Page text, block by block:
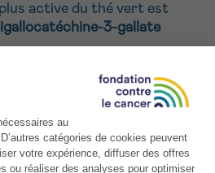
active du thé vert est
3-gallate
des concentrations de
plus faibles que le thé
en polyphénols d’un thé